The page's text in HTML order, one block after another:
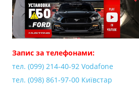
Запис за телефонами:
тел. (099) 214-40-92 Vodafone
тел. (098) 861-97-00 Київстар